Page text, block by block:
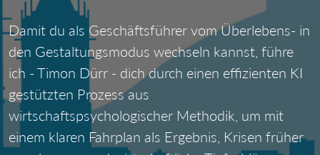
Damit du als Geschäftsführer vom Überlebens- in
den Gestaltungsmodus wechseln kannst, führe
ich - Timon Dürr - dich durch einen effizienten KI
gestützten Prozess aus
wirtschaftspsychologischer Methodik, um mit
einem klaren Fahrplan als Ergebnis, Krisen früher